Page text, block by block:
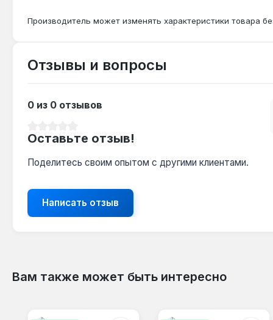
Производитель может изменять характеристики товара
Отзывы и вопросы
0 из 0 отзывов
Оставьте отзыв!
Поделитесь своим опытом с другими клиентами.
Написать отзыв
Вам также может быть интересно